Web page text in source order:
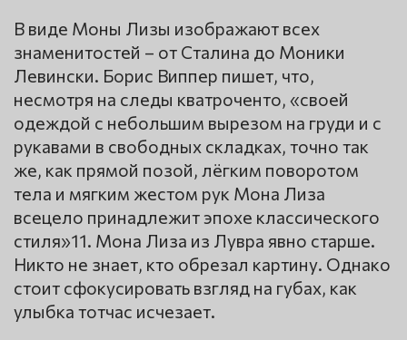
В виде Моны Лизы изображают всех
знаменитостей – от Сталина до Моники
Левински. Борис Виппер пишет, что,
несмотря на следы кватроченто, «своей
одеждой с небольшим вырезом на груди и с
рукавами в свободных складках, точно так
же, как прямой позой, лёгким поворотом
тела и мягким жестом рук Мона Лиза
всецело принадлежит эпохе классического
стиля»11. Мона Лиза из Лувра явно старше.
Никто не знает, кто обрезал картину. Однако
стоит сфокусировать взгляд на губах, как
улыбка тотчас исчезает.